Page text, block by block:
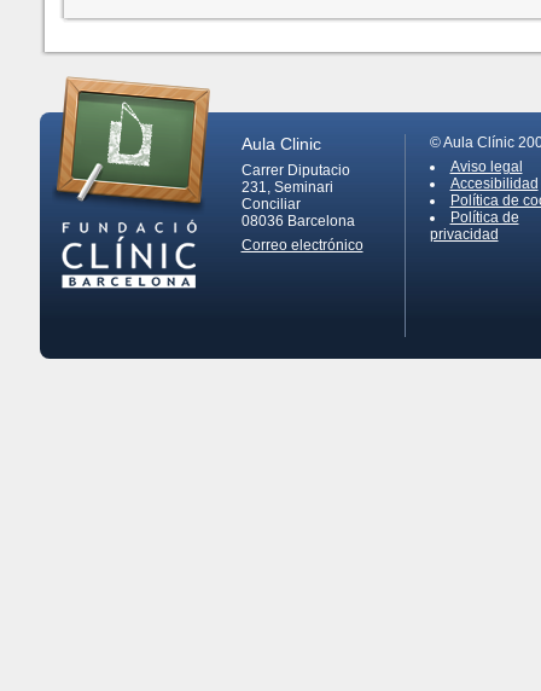
Aula Clinic
Carrer Diputacio
231, Seminari
Conciliar
08036 Barcelona
Correo electrónico
© Aula Clínic
Aviso legal
Accesibilidad
Política de
Política de
privacidad